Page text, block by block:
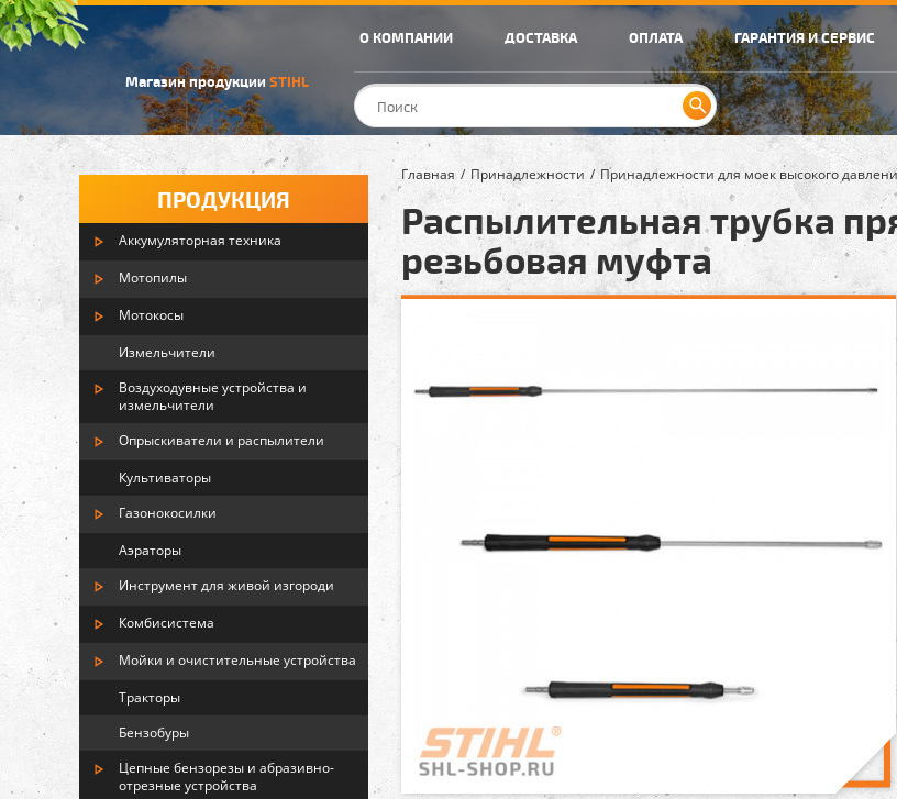
Магазин продукции STIHL
О КОМПАНИИ ДОСТАВКА ОПЛАТА ГАРАНТИЯ И СЕРВИС
ПРОДУКЦИЯ
Аккумуляторная техника
Мотопилы
Мотокосы
Измельчители
Воздуходувные устройства и
измельчители
Опрыскиватели и распылители
Культиваторы
Газонокосилки
Аэраторы
Инструмент для живой изгороди
Комбисистема
Мойки и очистительные устройства
Тракторы
Бензобуры
Цепные бензорезы и абразивно-
отрезные устройства
Главная Принадлежности Принадлежности для моек высокого
Распылительная трубка
резьбовая муфта